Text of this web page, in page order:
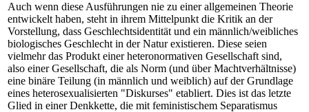
Auch wenn diese Ausführungen nie zu einer allgemeinen Theorie
entwickelt haben, steht in ihrem Mittelpunkt die Kritik an der
Vorstellung, dass Geschlechtsidentität und ein männlich/weibliches
biologisches Geschlecht in der Natur existieren. Diese seien
vielmehr das Produkt einer heteronormativen Gesellschaft sind,
also einer Gesellschaft, die als Norm (und über Machtverhältnisse)
eine binäre Teilung (in männlich und weiblich) auf der Grundlage
eines heterosexualisierten "Diskurses" etabliert. Dies ist das letzte
Glied in einer Denkkette, die mit feministischem Separatismus